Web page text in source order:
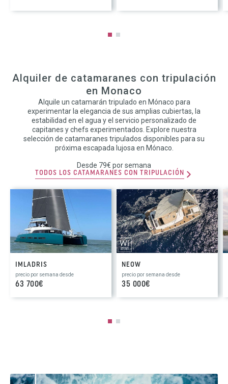
Alquiler de catamaranes con tripulación
en Monaco
Alquile un catamarán tripulado en Mónaco para
experimentar la elegancia de sus amplias cubiertas, la
estabilidad en el agua y el servicio personalizado de
capitanes y chefs experimentados. Explore nuestra
selección de catamaranes tripulados disponibles para su
próxima escapada lujosa en Mónaco.
Desde 79€ por semana
TODOS LOS CATAMARANES CON TRIPULACIÓN
IMLADRIS
precio por semana desde
63 700€
NEOW
precio por semana desde
35 000€